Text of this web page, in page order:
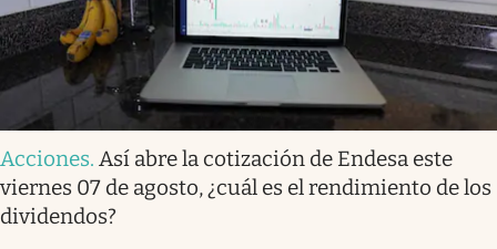
Acciones. Así abre la cotización de Endesa este
viernes 07 de agosto, ¿cuál es el rendimiento de los
dividendos?